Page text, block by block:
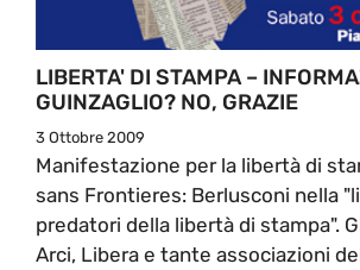
LIBERTA' DI STAMPA –
GUINZAGLIO? NO, GRAZIE
3 Ottobre 2009
Manifestazione per la libertà di
sans Frontieres: Berlusconi nella
predatori della libertà di stampa".
Arci, Libera e tante associazioni